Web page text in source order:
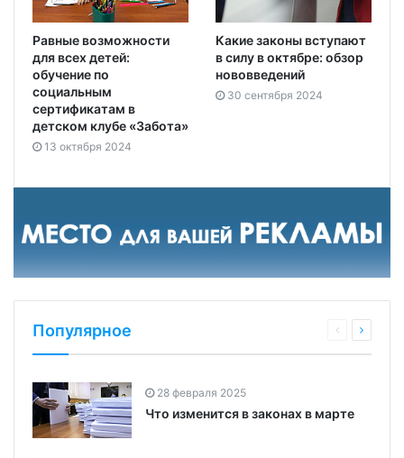
Равные возможности
для всех детей:
обучение по
социальным
сертификатам в
детском клубе «Забота»
13 октября 2024
Какие законы вступают
в силу в октябре: обзор
нововведений
30 сентября 2024
Популярное
28 февраля 2025
Что изменится в законах в марте